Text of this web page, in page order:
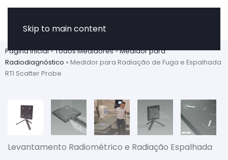
Skip to main content
Página Inicial»Todos Medidores»Medidor para
Radiodiagnóstico » Medidor para Radiação de Fuga e Espalhada
RTI Scatter Probe
Levantamento Radiométrico e Radiação Espalhada